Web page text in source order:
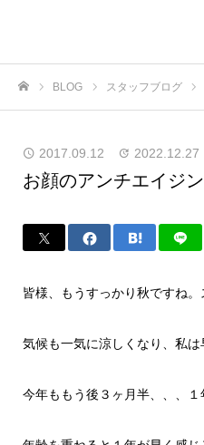
BLOG スタッフブログ
2017.09.12 2022.12.27
お顔のアンチエイジ
皆様、もうすっかり秋ですね。
気候も一気に涼しくなり、私は
今年ももう後３ヶ月半、、、１